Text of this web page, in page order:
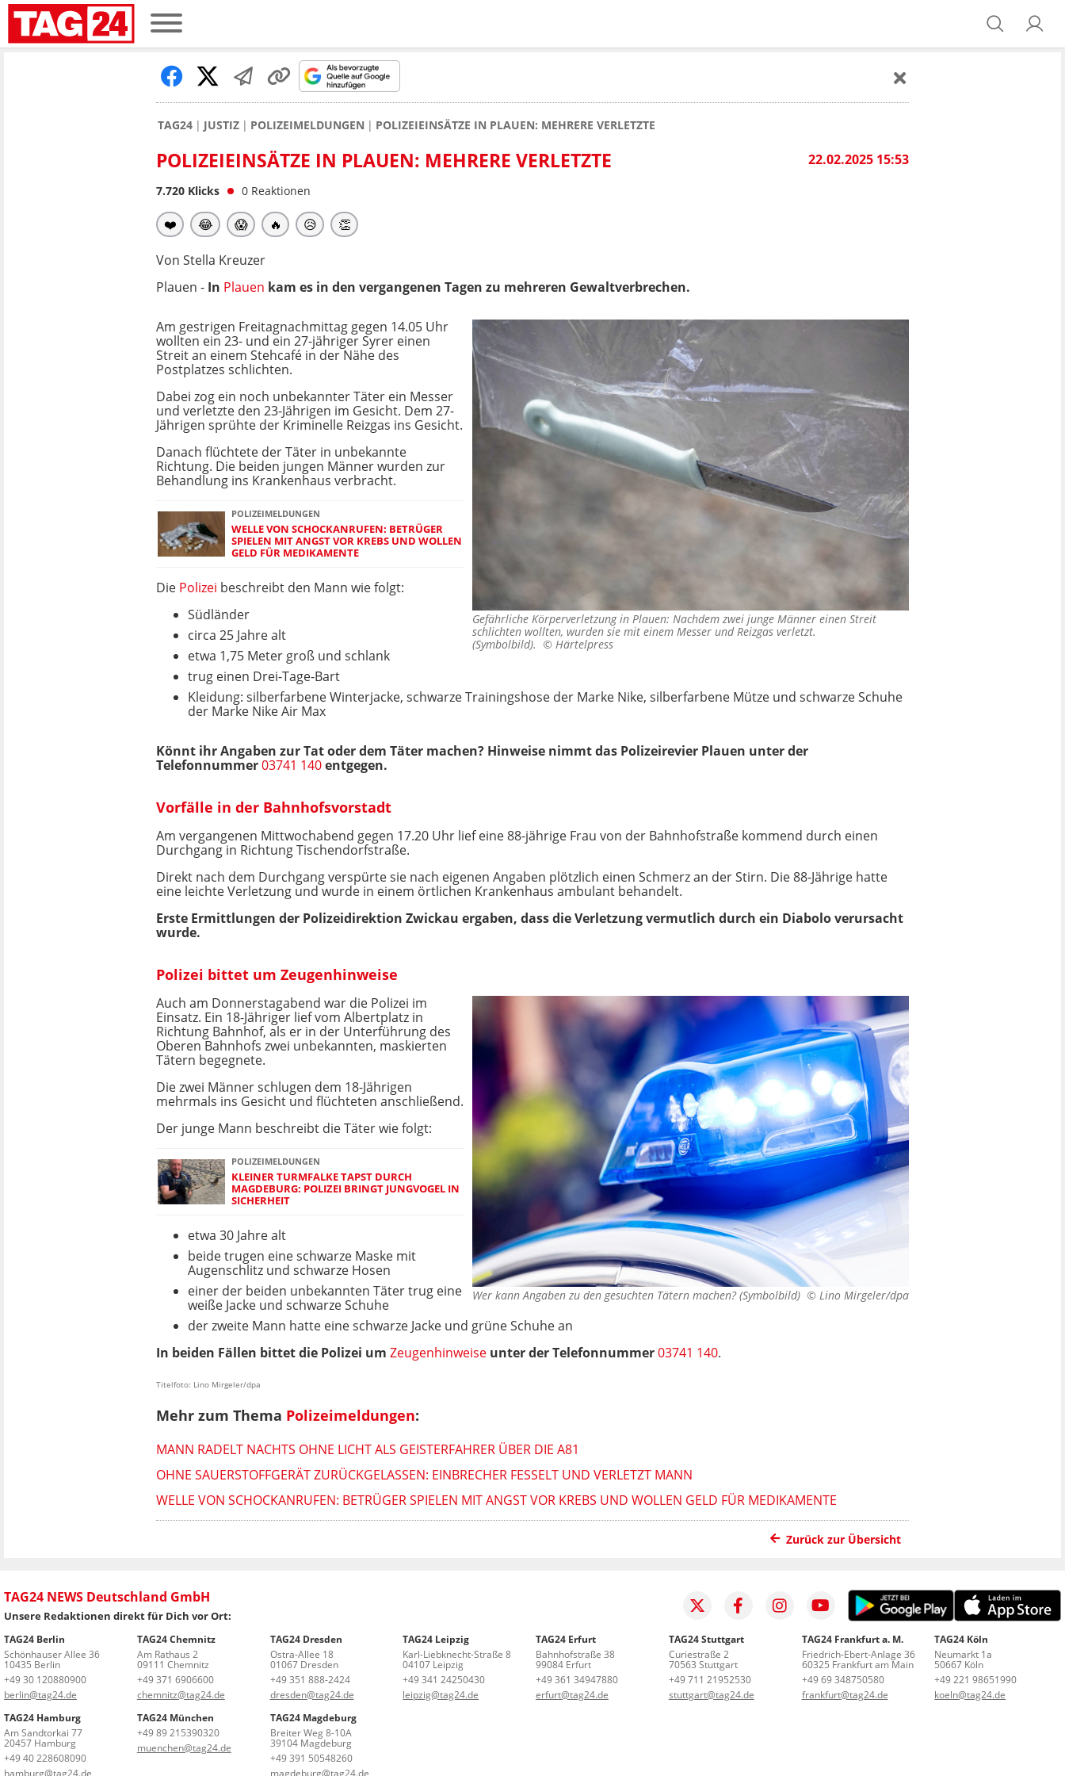
TAG24 JUSTIZ POLIZEIMELDUNGEN POLIZEIEINSÄTZE IN PLAUEN: MEHRERE VERLETZTE
22.02.2025 15:53
POLIZEIEINSÄTZE IN PLAUEN: MEHRERE VERLETZTE
7.720 Klicks 0 Reaktionen
❤️ 😂 😱 🔥 😥 👏
Von Stella Kreuzer
Plauen - In Plauen kam es in den vergangenen Tagen zu mehreren Gewaltverbrechen.
Gefährliche Körperverletzung in Plauen: Nachdem zwei junge Männer einen Streit
schlichten wollten, wurden sie mit einem Messer und Reizgas verletzt.
(Symbolbild). © Härtelpress
Am gestrigen Freitagnachmittag gegen 14.05 Uhr
wollten ein 23- und ein 27-jähriger Syrer einen
Streit an einem Stehcafé in der Nähe des
Postplatzes schlichten.
Dabei zog ein noch unbekannter Täter ein Messer
und verletzte den 23-Jährigen im Gesicht. Dem 27-
Jährigen sprühte der Kriminelle Reizgas ins Gesicht.
Danach flüchtete der Täter in unbekannte
Richtung. Die beiden jungen Männer wurden zur
Behandlung ins Krankenhaus verbracht.
POLIZEIMELDUNGEN
WELLE VON SCHOCKANRUFEN: BETRÜGER
SPIELEN MIT ANGST VOR KREBS UND WOLLEN
GELD FÜR MEDIKAMENTE
Die Polizei beschreibt den Mann wie folgt:
Südländer
circa 25 Jahre alt
etwa 1,75 Meter groß und schlank
trug einen Drei-Tage-Bart
Kleidung: silberfarbene Winterjacke, schwarze Trainingshose der Marke Nike, silberfarbene Mütze und schwarze Schuhe
der Marke Nike Air Max
Könnt ihr Angaben zur Tat oder dem Täter machen? Hinweise nimmt das Polizeirevier Plauen unter der
Telefonnummer03741 140entgegen.
Vorfälle in der Bahnhofsvorstadt
Am vergangenen Mittwochabend gegen 17.20 Uhr lief eine 88-jährige Frau von der Bahnhofstraße kommend durch einen
Durchgang in Richtung Tischendorfstraße.
Direkt nach dem Durchgang verspürte sie nach eigenen Angaben plötzlich einen Schmerz an der Stirn. Die 88-Jährige hatte
eine leichte Verletzung und wurde in einem örtlichen Krankenhaus ambulant behandelt.
Erste Ermittlungen der Polizeidirektion Zwickau ergaben, dass die Verletzung vermutlich durch ein Diabolo verursacht
wurde.
Polizei bittet um Zeugenhinweise
Wer kann Angaben zu den gesuchten Tätern machen? (Symbolbild) © Lino Mirgeler/dpa
Auch am Donnerstagabend war die Polizei im
Einsatz. Ein 18-Jähriger lief vom Albertplatz in
Richtung Bahnhof, als er in der Unterführung des
Oberen Bahnhofs zwei unbekannten, maskierten
Tätern begegnete.
Die zwei Männer schlugen dem 18-Jährigen
mehrmals ins Gesicht und flüchteten anschließend.
Der junge Mann beschreibt die Täter wie folgt:
POLIZEIMELDUNGEN
KLEINER TURMFALKE TAPST DURCH
MAGDEBURG: POLIZEI BRINGT JUNGVOGEL IN
SICHERHEIT
etwa 30 Jahre alt
beide trugen eine schwarze Maske mit
Augenschlitz und schwarze Hosen
einer der beiden unbekannten Täter trug eine
weiße Jacke und schwarze Schuhe
der zweite Mann hatte eine schwarze Jacke und grüne Schuhe an
In beiden Fällen bittet die Polizei um Zeugenhinweise unter der Telefonnummer03741 140.
Titelfoto: Lino Mirgeler/dpa
Mehr zum Thema Polizeimeldungen:
MANN RADELT NACHTS OHNE LICHT ALS GEISTERFAHRER ÜBER DIE A81
OHNE SAUERSTOFFGERÄT ZURÜCKGELASSEN: EINBRECHER FESSELT UND VERLETZT MANN
WELLE VON SCHOCKANRUFEN: BETRÜGER SPIELEN MIT ANGST VOR KREBS UND WOLLEN GELD FÜR MEDIKAMENTE
Zurück zur Übersicht
TAG24 NEWS Deutschland GmbH
Unsere Redaktionen direkt für Dich vor Ort:
TAG24 Berlin
Schönhauser Allee 36
10435 Berlin
+49 30 120880900
berlin@tag24.de
TAG24 Chemnitz
Am Rathaus 2
09111 Chemnitz
+49 371 6906600
chemnitz@tag24.de
TAG24 Dresden
Ostra-Allee 18
01067 Dresden
+49 351 888-2424
dresden@tag24.de
TAG24 Leipzig
Karl-Liebknecht-Straße 8
04107 Leipzig
+49 341 24250430
leipzig@tag24.de
TAG24 Erfurt
Bahnhofstraße 38
99084 Erfurt
+49 361 34947880
erfurt@tag24.de
TAG24 Stuttgart
Curiestraße 2
70563 Stuttgart
+49 711 21952530
stuttgart@tag24.de
TAG24 Frankfurt a. M.
Friedrich-Ebert-Anlage 36
60325 Frankfurt am Main
+49 69 348750580
frankfurt@tag24.de
TAG24 Köln
Neumarkt 1a
50667 Köln
+49 221 98651990
koeln@tag24.de
TAG24 Hamburg
Am Sandtorkai 77
20457 Hamburg
+49 40 228608090
hamburg@tag24.de
TAG24 München
+49 89 215390320
muenchen@tag24.de
TAG24 Magdeburg
Breiter Weg 8-10A
39104 Magdeburg
+49 391 50548260
magdeburg@tag24.de